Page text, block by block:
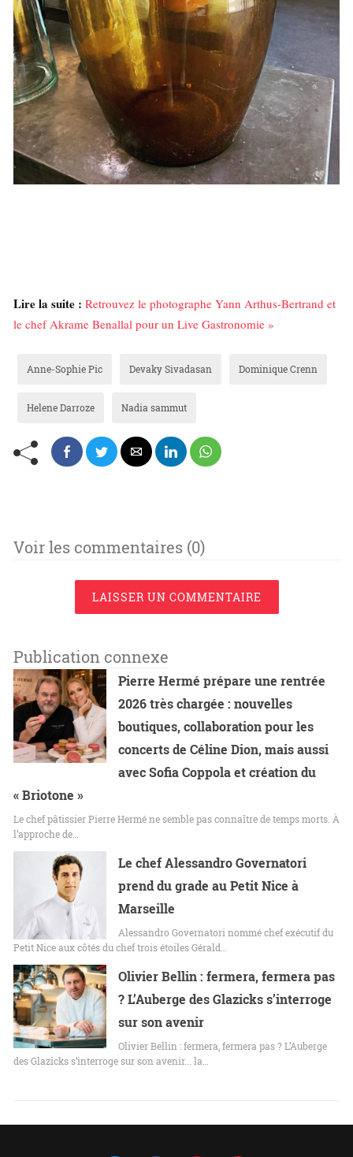
Lire la suite : Retrouvez le photographe Yann Arthus-Bertrand et
le chef Akrame Benallal pour un Live Gastronomie »
Anne-Sophie Pic Devaky Sivadasan Dominique Crenn
Helene Darroze Nadia sammut
Voir les commentaires (0)
LAISSER UN COMMENTAIRE
Publication connexe
Pierre Hermé prépare une rentrée
2026 très chargée : nouvelles
boutiques, collaboration pour les
concerts de Céline Dion, mais aussi
avec Sofia Coppola et création du
« Briotone »
Le chef pâtissier Pierre Hermé ne semble pas connaître de temps morts. À
l’approche de…
Le chef Alessandro Governatori
prend du grade au Petit Nice à
Marseille
Alessandro Governatori nommé chef exécutif du
Petit Nice aux côtés du chef trois étoiles Gérald…
Olivier Bellin : fermera, fermera pas
? L’Auberge des Glazicks s’interroge
sur son avenir
Olivier Bellin : fermera, fermera pas ? L’Auberge
des Glazicks s’interroge sur son avenir... la…